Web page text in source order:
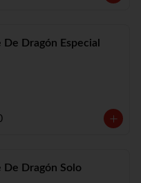
De Dragón Especial
De Dragón Solo